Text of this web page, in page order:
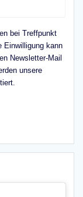
bei Treffpunkt
Einwilligung kann
Newsletter-Mail
unsere